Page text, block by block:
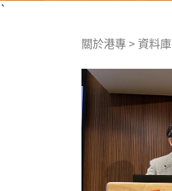
`
關於港專>資料庫